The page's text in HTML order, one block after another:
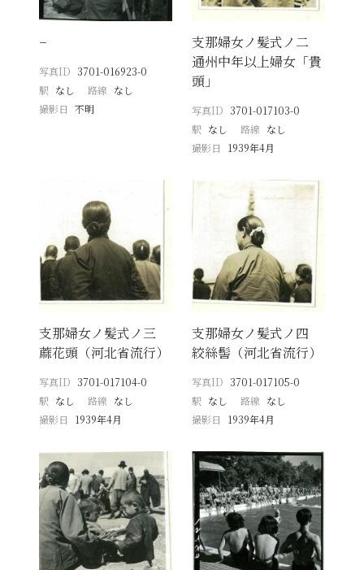
−
写真ID 3701-016923-0
駅 なし 路線 なし
撮影日
不明
支那婦女ノ髪式ノ二
通州中年以上婦女「貴
頭」
写真ID 3701-017103-0
駅 なし 路線 なし
撮影日
1939年4月
支那婦女ノ髪式ノ三
蔴花頭（河北省流行）
写真ID 3701-017104-0
駅 なし 路線 なし
撮影日
1939年4月
支那婦女ノ髪式ノ四
絞絲髻（河北省流行）
写真ID 3701-017105-0
駅 なし 路線 なし
撮影日
1939年4月